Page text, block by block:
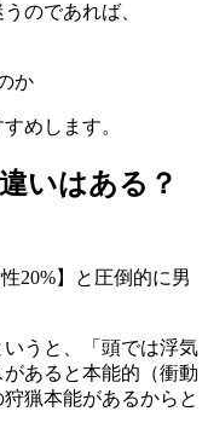
のであれば、
か
めします。
いはある？
20%】と圧倒的に男
うと、「頭では浮気
あると本能的（衝動
猟本能があるからと